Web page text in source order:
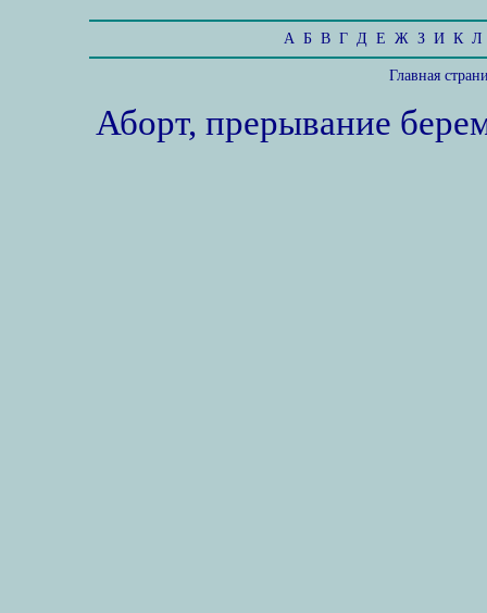
А Б В Г Д Е Ж З И К Л
Главная
Аборт, прерывание